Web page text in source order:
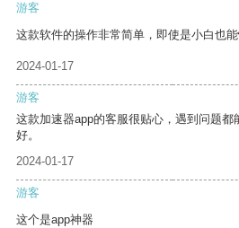
游客
这款软件的操作非常简单，即使是小白也能
2024-01-17
游客
这款加速器app的客服很贴心，遇到问题都
好。
2024-01-17
游客
这个是app神器